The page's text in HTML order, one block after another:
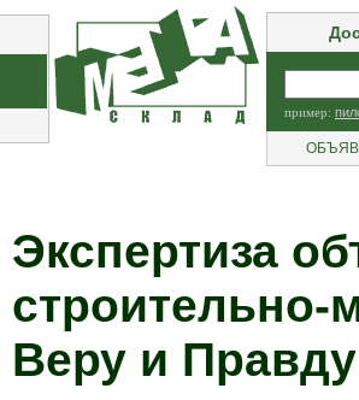
пример:
Экспертиза
строительно-
Веру и